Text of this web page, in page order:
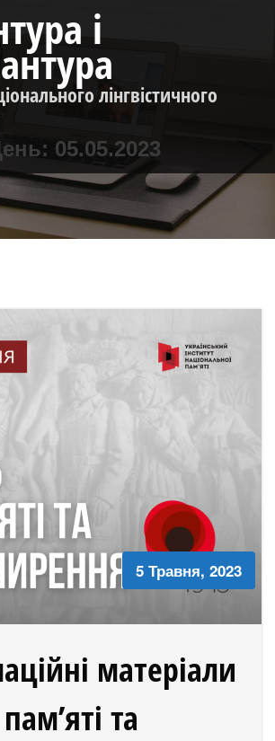
і
лінгвістичного
05.05.2023
5 Травня, 2023
матеріали
та